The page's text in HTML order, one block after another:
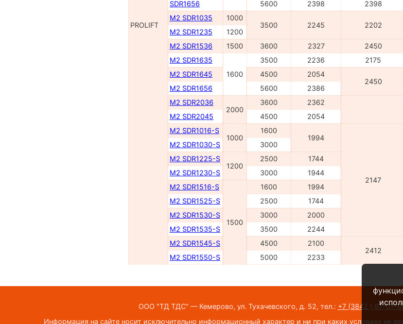
PROLIFT
SDR1656
5600 2398 2398
M2 SDR1035
1000
3500
2245 2202
M2 SDR1235
1200
M2 SDR1536
1500 3600 2327 2450
M2 SDR1635
1600
3500 2236 2175
M2 SDR1645
4500
2054
2450
M2 SDR1656
5600 2386
M2 SDR2036
2000
3600 2362
M2 SDR2045
4500 2054
M2 SDR1016-S
1000
1600
1994
2147
M2 SDR1030-S
3000
M2 SDR1225-S
1200
2500 1744
M2 SDR1230-S
3000 1944
M2 SDR1516-S
1500
1600 1994
M2 SDR1525-S
2500 1744
M2 SDR1530-S
3000 2000
M2 SDR1535-S
3500 2244
M2 SDR1545-S
4500
2100
2412
M2 SDR1550-S
5000 2233
ООО "ТД ТДС" — Кемерово, ул. Тухачевского, д. 52, тел.: +7 (3842 ) 67-01-
Информация на сайте носит исключительно информационный характер и ни при каких условиях не